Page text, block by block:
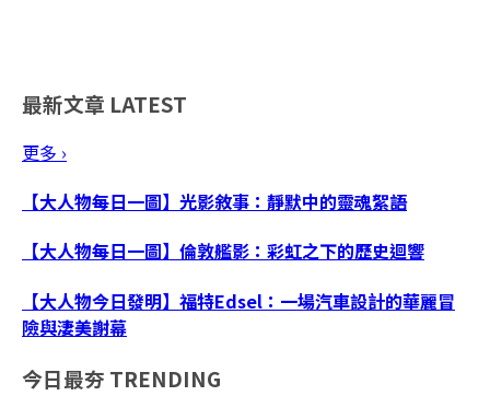
最新文章 LATEST
更多 ›
【大人物每日一圖】光影敘事：靜默中的靈魂絮語
【大人物每日一圖】倫敦艦影：彩虹之下的歷史迴響
【大人物今日發明】福特Edsel：一場汽車設計的華麗冒
險與淒美謝幕
今日最夯 TRENDING